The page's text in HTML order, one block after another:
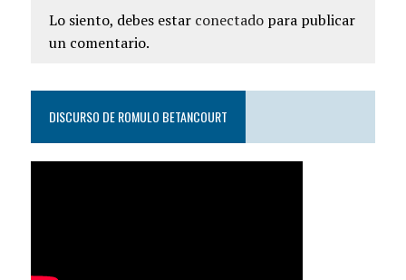
Lo siento, debes estar conectadopara publicar
un comentario.
DISCURSO DE ROMULO BETANCOURT